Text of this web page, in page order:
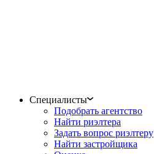
Специалисты
Подобрать агентство
Найти риэлтера
Задать вопрос риэлтеру
Найти застройщика